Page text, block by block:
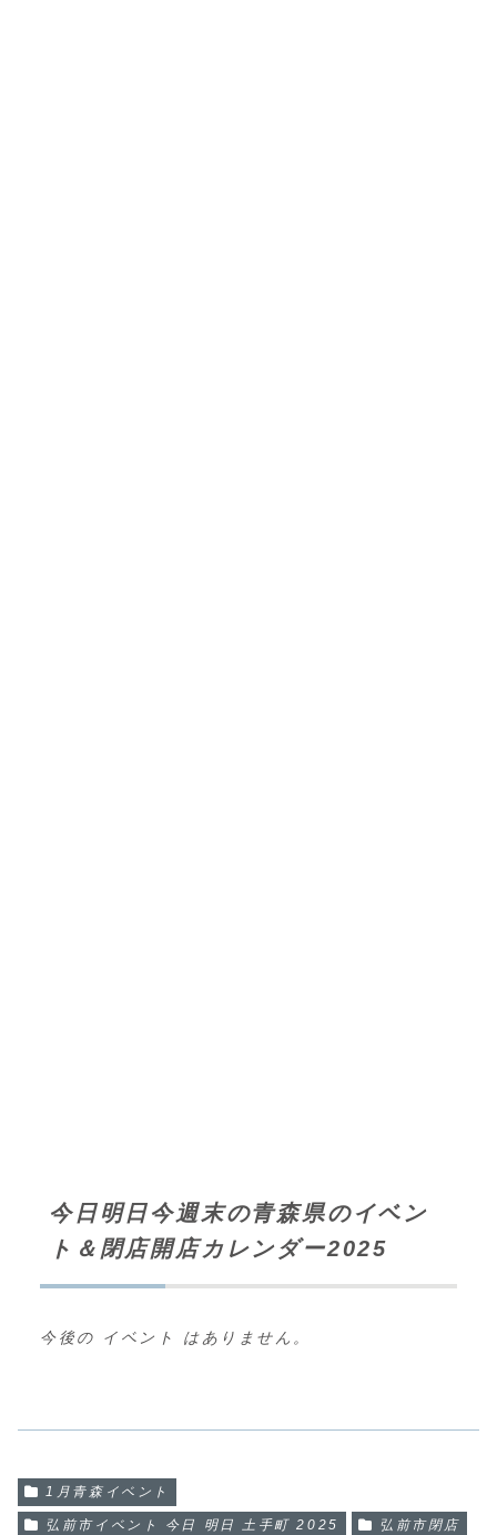
今日明日今週末の青森県のイベン
ト＆閉店開店カレンダー2025
今後の イベント はありません。
1月青森イベント
弘前市イベント 今日 明日 土手町 2025 弘前市閉店